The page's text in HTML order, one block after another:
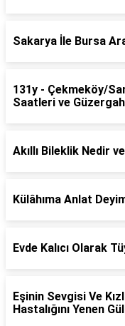
Sakarya İle Bursa
131y - Çekmeköy/
Saatleri ve
Akıllı Bileklik Nedir ve
Külâhıma Anlat
Evde Kalıcı Olarak
Eşinin Sevgisi Ve
Hastalığını Yenen